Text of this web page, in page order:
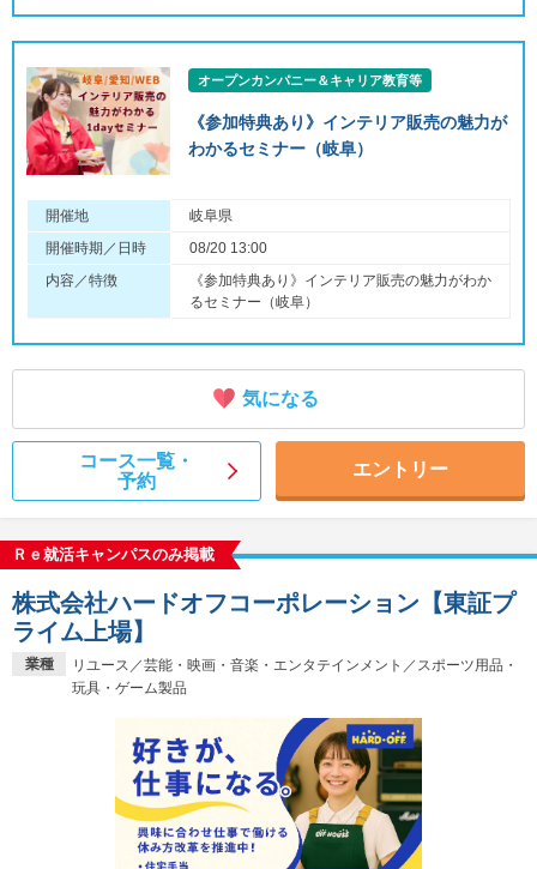
オープンカンパニー＆キャリア教育等
《参加特典あり》インテリア販売の魅力が
わかるセミナー（岐阜）
開催地
岐阜県
開催時期／日時
08/20 13:00
内容／特徴
《参加特典あり》インテリア販売の魅力がわか
るセミナー（岐阜）
気になる
コース一覧・
予約
エントリー
Ｒｅ就活キャンパスのみ掲載
業種
リユース／芸能・映画・音楽・エンタテインメント／スポーツ用品・
玩具・ゲーム製品
株式会社ハードオフコーポレーション【東証プ
ライム上場】